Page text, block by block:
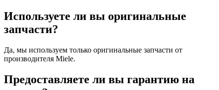
Используете ли вы оригинальные
запчасти?
Да, мы используем только оригинальные запчасти от
производителя Miele.
Предоставляете ли вы гарантию на